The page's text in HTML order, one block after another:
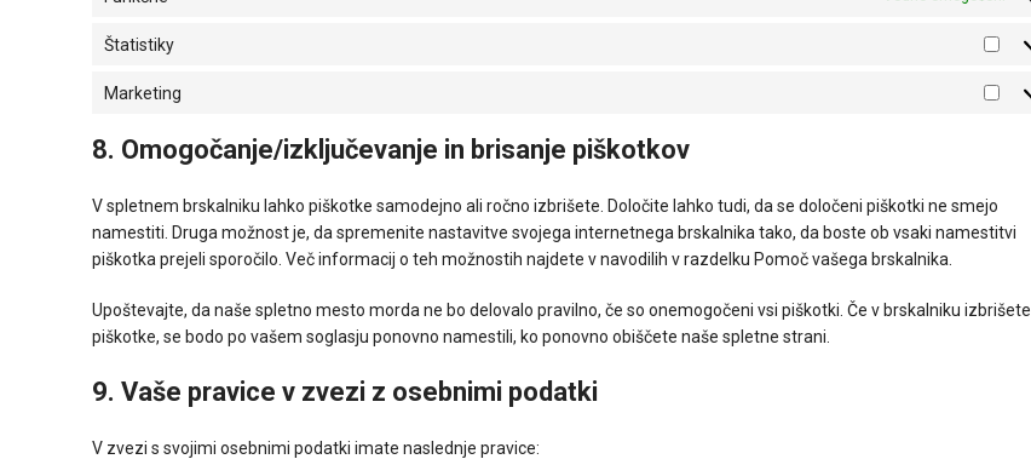
Štatistiky
Marketing
8. Omogočanje/izključevanje in brisanje piškotkov
V spletnem brskalniku lahko piškotke samodejno ali ročno izbrišete. Določite lahko tudi, da se določeni piškotki ne smejo
namestiti. Druga možnost je, da spremenite nastavitve svojega internetnega brskalnika tako, da boste ob vsaki namestitvi
piškotka prejeli sporočilo. Več informacij o teh možnostih najdete v navodilih v razdelku Pomoč vašega brskalnika.
Upoštevajte, da naše spletno mesto morda ne bo delovalo pravilno, če so onemogočeni vsi piškotki. Če v brskalniku izbrišete
piškotke, se bodo po vašem soglasju ponovno namestili, ko ponovno obiščete naše spletne strani.
9. Vaše pravice v zvezi z osebnimi podatki
V zvezi s svojimi osebnimi podatki imate naslednje pravice: